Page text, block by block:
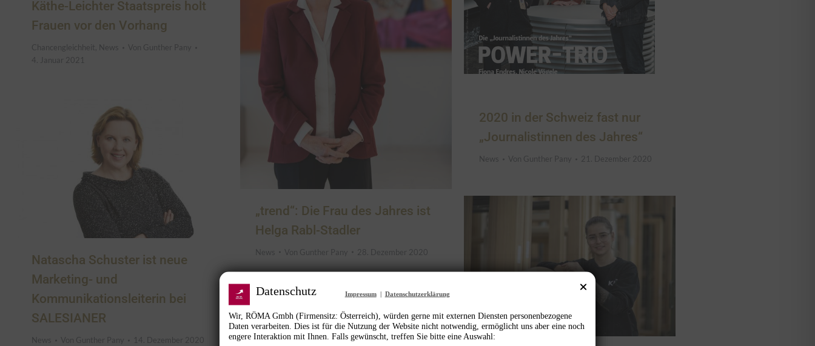
Käthe-Leichter Staatspreis holt
Frauen vor den Vorhang
Chancengleichheit News Von Gunther Pany
4. Januar 2021
„trend“: Die Frau des Jahres ist
Helga Rabl-Stadler
News Von Gunther Pany 28. Dezember 2020
2020 in der Schweiz fast nur
„Journalistinnen des Jahres“
News Von Gunther Pany 21. Dezember 2020
Natascha Schuster ist neue
Marketing- und
Kommunikationsleiterin bei
SALESIANER
News Von Gunther Pany 14. Dezember 2020
Datenschutz Impressum | Datenschutzerklärung
Wir, RÖMA Gmbh (Firmensitz: Österreich), würden gerne mit externen Diensten personenbezogene
Daten verarbeiten. Dies ist für die Nutzung der Website nicht notwendig, ermöglicht uns aber eine noch
engere Interaktion mit Ihnen. Falls gewünscht, treffen Sie bitte eine Auswahl: